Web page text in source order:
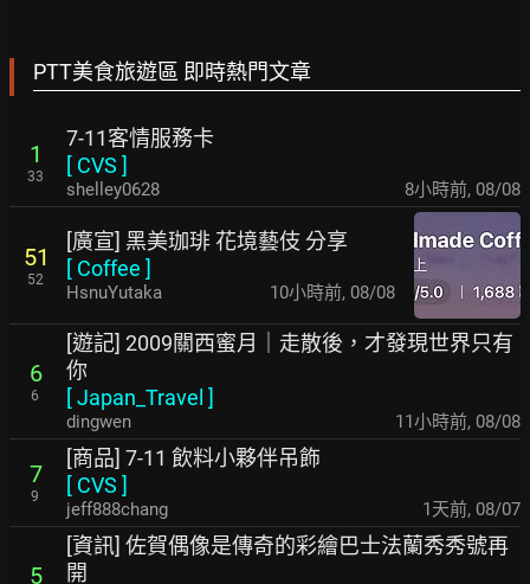
PTT美食旅遊區 即時熱門文章
1
33
7-11客情服務卡
[ CVS ]
shelley0628 8小時前, 08/08
51
52
[廣宣] 黑美珈琲 花境藝伎 分享
[ Coffee ]
HsnuYutaka 10小時前, 08/08
6
6
[遊記] 2009關西蜜月｜走散後，才發現世界只有
你
[Japan_Travel ]
dingwen 11小時前, 08/08
7
9
[商品] 7-11 飲料小夥伴吊飾
[ CVS ]
jeff888chang 1天前, 08/07
5
[資訊] 佐賀偶像是傳奇的彩繪巴士法蘭秀秀號再
開